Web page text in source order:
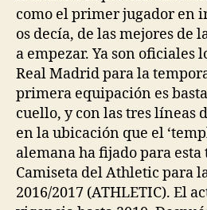
como el primer jugador en
os decía, de las mejores de
a empezar. Ya son oficiales
Real Madrid para la
primera equipación es
cuello, y con las tres líneas
en la ubicación que el
alemana ha fijado para esta
Camiseta del Athletic para
2016/2017 (ATHLETIC). El